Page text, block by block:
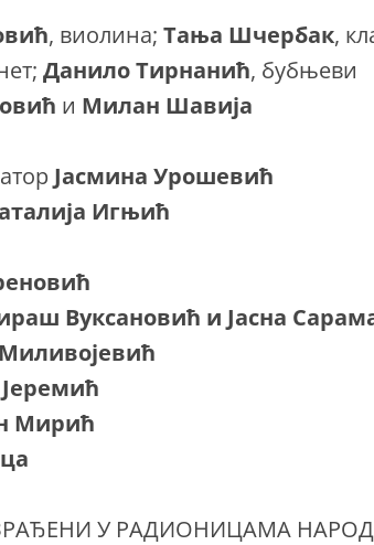
, виолина; Тања Шчербак,
Данило Тирнанић, бубњеви
и Милан Шавија
Јасмина Урошевић
Игњић
Вуксановић и Јасна
Мирић
У РАДИОНИЦАМА